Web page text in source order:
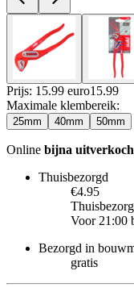
Prijs: 15.99 euro15.99
Maximale klembereik:
25mm 40mm 50mm
Online bijna
Thuisbezorgd
€4.95
Voor 21:00
Bezorgd in
gratis